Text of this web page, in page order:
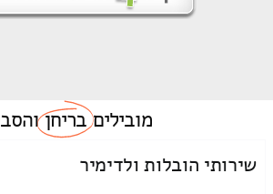
מוביליםבריחן
שירותי הובלות ולדימיר